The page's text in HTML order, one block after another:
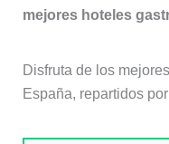
mejores hoteles
Disfruta de los
España, repartidos